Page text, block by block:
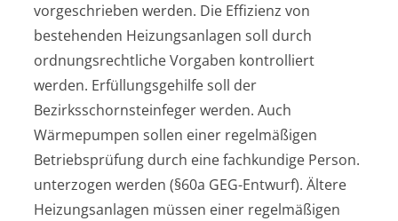
vorgeschrieben werden. Die Effizienz von
bestehenden Heizungsanlagen soll durch
ordnungsrechtliche Vorgaben kontrolliert
werden. Erfüllungsgehilfe soll der
Bezirksschornsteinfeger werden. Auch
Wärmepumpen sollen einer regelmäßigen
Betriebsprüfung durch eine fachkundige Person.
unterzogen werden (§60a GEG-Entwurf). Ältere
Heizungsanlagen müssen einer regelmäßigen